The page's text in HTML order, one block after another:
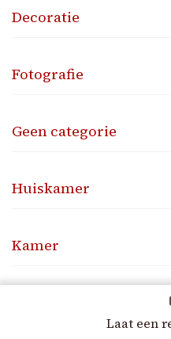
Laat een
Decoratie
Fotografie
Geen categorie
Huiskamer
Kamer